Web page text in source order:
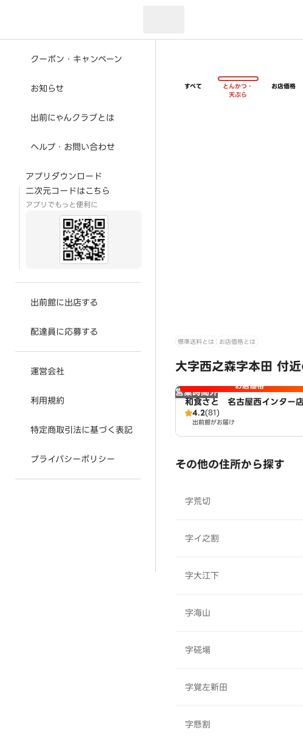
クーポン・キャンペーン
お知らせ
出前にゃんクラブとは
ヘルプ・お問い合わせ
アプリダウンロード
二次元コードはこちら
アプリでもっと便利に
出前館に出店する
配達員に応募する
運営会社
利用規約
特定商取引法に基づく表記
プライバシーポリシー
すべて
とんかつ・
天ぷら
お店価格
標準送料とは お店価格とは
大字西之森字本田 付
営業時間外 お店価格
和食さと 名古屋西インター
4.2(81)
出前館がお届け
その他の住所から探す
字荒切
字イ之割
字大江下
字海山
字硴場
字覚左新田
字懸割